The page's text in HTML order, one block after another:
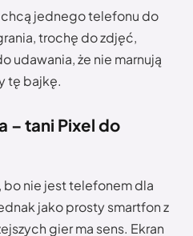
jednego telefonu do
trochę do zdjęć,
udawania, że nie marnują
tę bajkę.
– tani Pixel do
bo nie jest telefonem dla
jako prosty smartfon z
gier ma sens. Ekran